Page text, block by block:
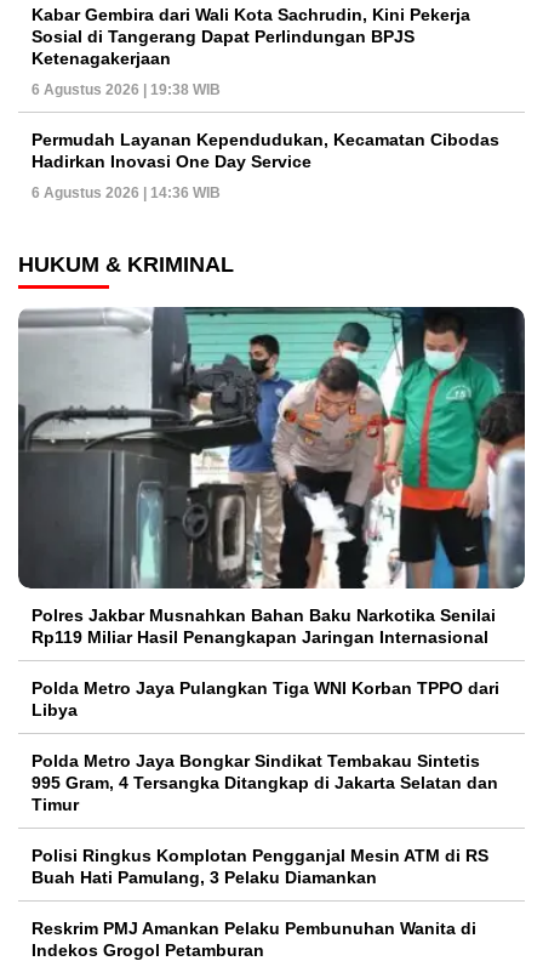
Kabar Gembira dari Wali Kota Sachrudin, Kini Pekerja
Sosial di Tangerang Dapat Perlindungan BPJS
Ketenagakerjaan
6 Agustus 2026 | 19:38 WIB
Permudah Layanan Kependudukan, Kecamatan Cibodas
Hadirkan Inovasi One Day Service
6 Agustus 2026 | 14:36 WIB
HUKUM & KRIMINAL
Polres Jakbar Musnahkan Bahan Baku Narkotika Senilai
Rp119 Miliar Hasil Penangkapan Jaringan Internasional
Polda Metro Jaya Pulangkan Tiga WNI Korban TPPO dari
Libya
Polda Metro Jaya Bongkar Sindikat Tembakau Sintetis
995 Gram, 4 Tersangka Ditangkap di Jakarta Selatan dan
Timur
Polisi Ringkus Komplotan Pengganjal Mesin ATM di RS
Buah Hati Pamulang, 3 Pelaku Diamankan
Reskrim PMJ Amankan Pelaku Pembunuhan Wanita di
Indekos Grogol Petamburan